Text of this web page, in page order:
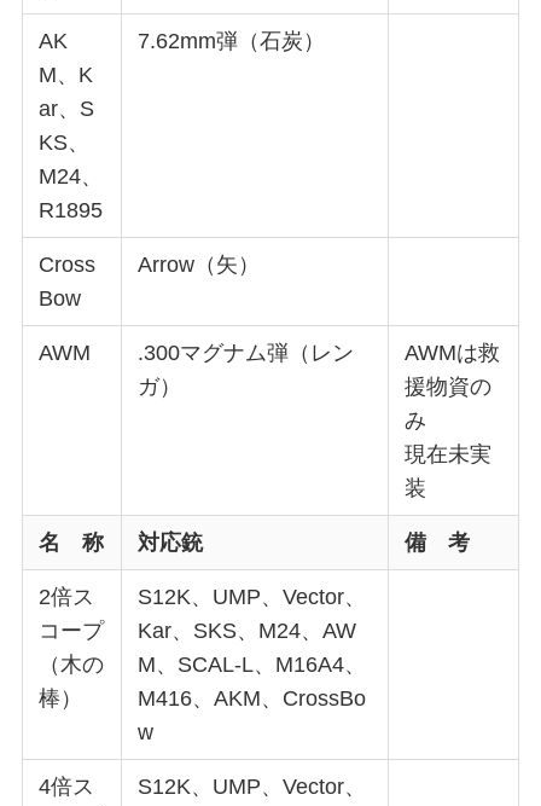
AK
M、K
ar、S
KS、
M24、
R1895
7.62mm弾（石炭）
Cross
Bow
Arrow（矢）
AWM
.300マグナム弾（レン
ガ）
AWMは救
援物資の
み
現在未実
装
名 称 対応銃 備 考
2倍ス
コープ
（木の
棒）
S12K、UMP、Vector、
Kar、SKS、M24、AW
M、SCAL-L、M16A4、
M416、AKM、CrossBo
w
4倍ス
S12K、UMP、Vector、